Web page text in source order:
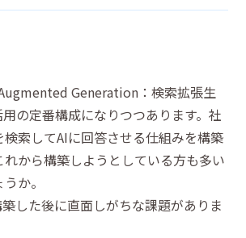
Generation：検索拡張生
の定番構成になりつつあります。社
索してAIに回答させる仕組みを構築
れから構築しようとしている方も多い
か。
した後に直面しがちな課題がありま